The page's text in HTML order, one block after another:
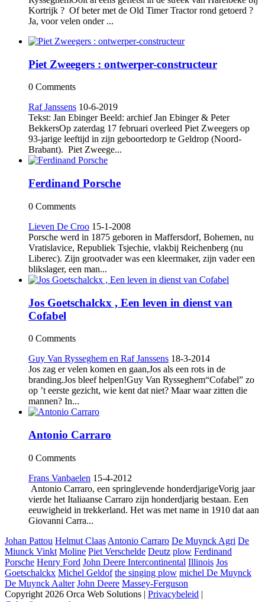
Kortrijk ? Of beter met de Old Timer Tractor rond getoerd ?
Ja, voor velen onder ...
Piet Zweegers : ontwerper-constructeur
0 Comments
Raf Janssens 10-6-2019
Tekst: Jan Ebinger Beeld: archief Jan Ebinger & Peter
BekkersOp zaterdag 17 februari overleed Piet Zweegers op
93-jarige leeftijd in zijn geboortedorp te Geldrop (Noord-
Brabant). Piet Zweege...
Ferdinand Porsche
0 Comments
Lieven De Croo 15-1-2008
Porsche werd in 1875 geboren in Maffersdorf, Bohemen, nu
Vra­tislavice, Republiek Tsjechie, vlakbij Reichenberg (nu
Liberec). Zijn grootvader was een kleermaker, zijn vader een
blikslager, een man...
Jos Goetschalckx , Een leven in dienst van
Cofabel
0 Comments
Guy Van Rysseghem en Raf Janssens 18-3-2014
Jos zag er velen komen en gaan,Jos als een rots in de
branding.Jos bleef helpen!Guy Van Rysseghem“Cofabel” zo
op ’t eerste gezicht, wie kent dat niet? Maar waar zitten die
mannen? In...
Antonio Carraro
0 Comments
Frans Vanbaelen 15-4-2012
Antonio Carraro, een springlevende honderdjarigeVorig jaar
vierde het Italiaanse Carraro zijn honderdjarig bestaan. Een
eeuwigheid in trekkerland. Het was met name in 1910 dat aan
Giovanni Carra...
Johan Pattou Helmut Claas Antonio Carraro De Muynck Agri De
Miunck Vinkt Moline Piet Verschelde Deutz plow Ferdinand
Porsche Henry Ford John Deere Intercontinental Illinois Jos
Goetschalckx Michel Geldof the singing plow michel De Muynck
De Muynck Aalter John Deere Massey-Ferguson
Copyright 2026 Orca Web Solutions | Privacybeleid |